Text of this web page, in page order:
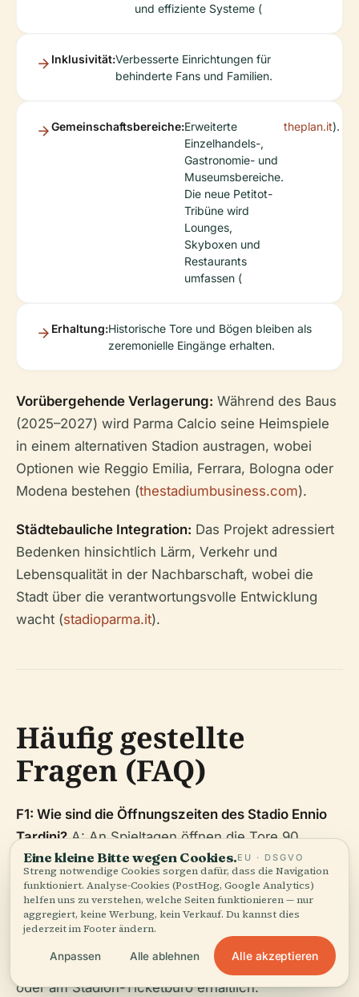
und effiziente Systeme (
Inklusivität:Verbesserte Einrichtungen für
behinderte Fans und Familien.
Gemeinschaftsbereiche:Erweiterte
Einzelhandels-,
Gastronomie- und
Museumsbereiche.
Die neue Petitot-
Tribüne wird
Lounges,
Skyboxen und
Restaurants
umfassen (
theplan.it).
Erhaltung:Historische Tore und Bögen bleiben als
zeremonielle Eingänge erhalten.
Vorübergehende Verlagerung: Während des Baus
(2025–2027) wird Parma Calcio seine Heimspiele
in einem alternativen Stadion austragen, wobei
Optionen wie Reggio Emilia, Ferrara, Bologna oder
Modena bestehen (thestadiumbusiness.com).
Städtebauliche Integration: Das Projekt adressiert
Bedenken hinsichtlich Lärm, Verkehr und
Lebensqualität in der Nachbarschaft, wobei die
Stadt über die verantwortungsvolle Entwicklung
wacht (stadioparma.it).
Häufig gestellte
Fragen (FAQ)
F1: Wie sind die Öffnungszeiten des Stadio Ennio
Tardini?A: An Spieltagen öffnen die Tore 90
Minuten vor Anpfiff. Führungen sind an spielfreien
Tagen (10:00–17:00 Uhr) nach Vereinbarung
verfügbar (parmacalcio1913.com).
F2: Wie kann ich Tickets für Spiele kaufen?
Tickets sind online, an autorisierten Verkaufsstellen
oder am Stadion-Ticketbüro erhältlich.
Eine kleine Bitte wegen Cookies.EU · DSGVO
Streng notwendige Cookies sorgen dafür, dass die Navigation
funktioniert. Analyse-Cookies (PostHog, Google Analytics)
helfen uns zu verstehen, welche Seiten funktionieren — nur
aggregiert, keine Werbung, kein Verkauf. Du kannst dies
jederzeit im Footer ändern.
Anpassen Alle ablehnen Alle akzeptieren